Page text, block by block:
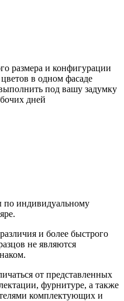
размера и конфигурации
в одном фасаде
под вашу задумку
дней
по индивидуальному
и более быстрого
не являются
от представленных
фурнитуре, а также
комплектующих и